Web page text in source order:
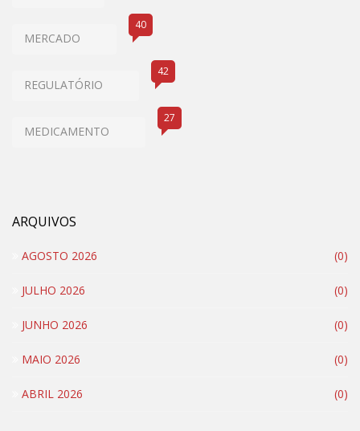
MERCADO
40
REGULATÓRIO
42
MEDICAMENTO
27
ARQUIVOS
AGOSTO 2026 (0)
JULHO 2026 (0)
JUNHO 2026 (0)
MAIO 2026 (0)
ABRIL 2026 (0)